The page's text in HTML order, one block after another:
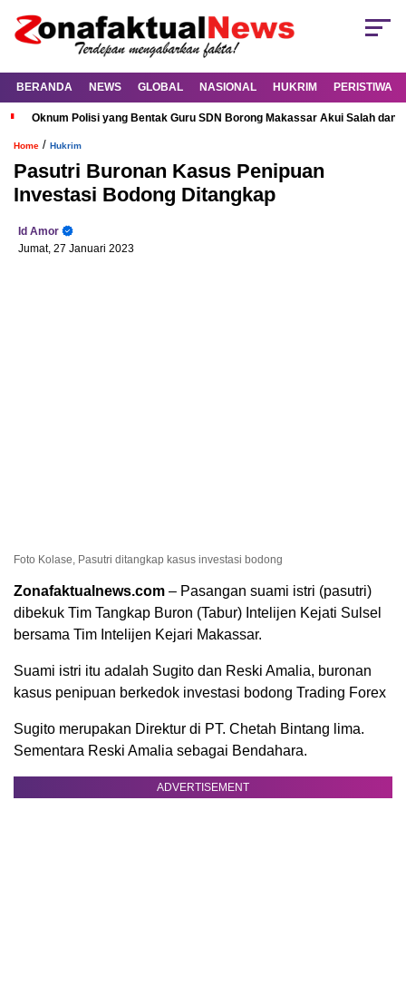
BERANDA NEWS GLOBAL NASIONAL HUKRIM PERISTIWA
Oknum Polisi yang Bentak Guru SDN Borong Makassar Akui Salah dan
Home / Hukrim
Pasutri Buronan Kasus Penipuan
Investasi Bodong Ditangkap
Id Amor
Jumat, 27 Januari 2023
Foto Kolase, Pasutri ditangkap kasus investasi bodong
Zonafaktualnews.com – Pasangan suami istri (pasutri)
dibekuk Tim Tangkap Buron (Tabur) Intelijen Kejati Sulsel
bersama Tim Intelijen Kejari Makassar.
Suami istri itu adalah Sugito dan Reski Amalia, buronan
kasus penipuan berkedok investasi bodong Trading Forex
Sugito merupakan Direktur di PT. Chetah Bintang lima.
Sementara Reski Amalia sebagai Bendahara.
ADVERTISEMENT